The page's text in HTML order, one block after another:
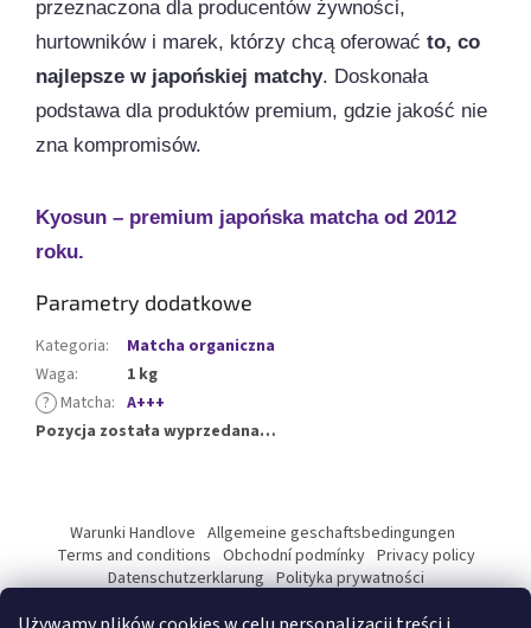
przeznaczona dla producentów żywności,
hurtowników i marek, którzy chcą oferować to, co
najlepsze w japońskiej matchy. Doskonała
podstawa dla produktów premium, gdzie jakość nie
zna kompromisów.
Kyosun – premium japońska matcha od 2012
roku.
Parametry dodatkowe
Kategoria:
Matcha organiczna
Waga:
1 kg
? Matcha: A+++
Pozycja została wyprzedana…
p
k
Warunki Handlove Allgemeine geschaftsbedingungen
Terms and conditions Obchodní podmínky Privacy policy
Datenschutzerklarung Polityka prywatności